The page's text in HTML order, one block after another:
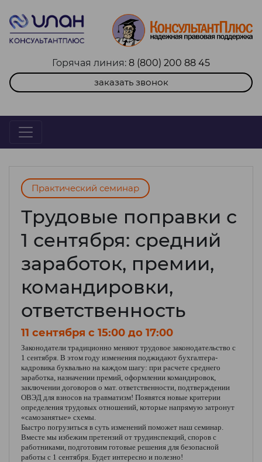
Горячая линия: 8 (800) 200 88 45
заказать звонок
Практический семинар
Трудовые поправки с
1 сентября: средний
заработок, премии,
командировки,
ответственность
11 сентября c 15:00 до 17:00
Законодатели традиционно меняют трудовое законодательство с
1 сентября. В этом году изменения поджидают бухгалтера-
кадровика буквально на каждом шагу: при расчете среднего
заработка, назначении премий, оформлении командировок,
заключении договоров о мат. ответственности, подтверждении
ОВЭД для взносов на травматизм! Появятся новые критерии
определения трудовых отношений, которые напрямую затронут
«самозанятые» схемы.
Быстро погрузиться в суть изменений поможет наш семинар.
Вместе мы избежим претензий от трудинспекций, споров с
работниками, подготовим готовые решения для безопасной
работы с 1 сентября. Будет интересно и полезно!